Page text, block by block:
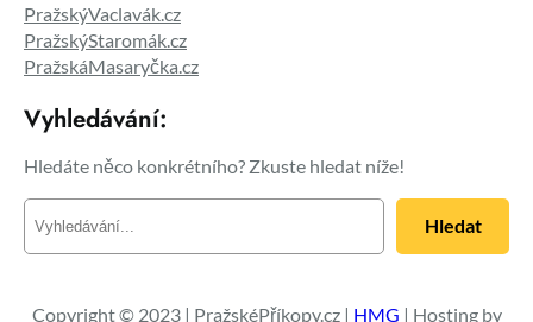
PražskýVaclavák.cz
PražskýStaromák.cz
PražskáMasaryčka.cz
Vyhledávání:
Hledáte něco konkrétního? Zkuste hledat níže!
e
a
Hledat
Copyright © 2023 | PražskéPříkopy.cz | HMG | Hosting by